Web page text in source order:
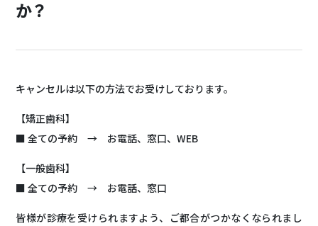
か？
キャンセルは以下の方法でお受けしております。
【矯正歯科】
■ 全ての予約 → お電話、窓口、WEB
【一般歯科】
■ 全ての予約 → お電話、窓口
皆様が診療を受けられますよう、ご都合がつかなくなられまし